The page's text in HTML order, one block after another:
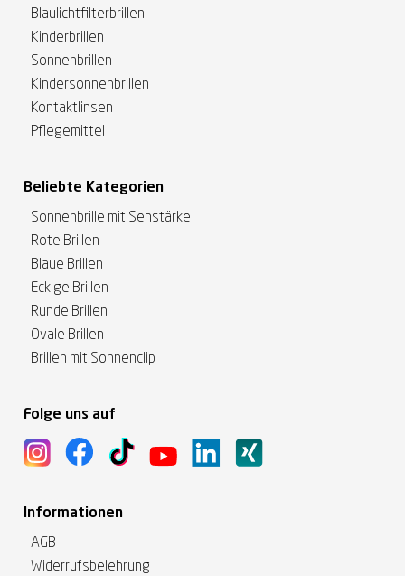
Blaulichtfilterbrillen
Kinderbrillen
Sonnenbrillen
Kindersonnenbrillen
Kontaktlinsen
Pflegemittel
Beliebte Kategorien
Sonnenbrille mit Sehstärke
Rote Brillen
Blaue Brillen
Eckige Brillen
Runde Brillen
Ovale Brillen
Brillen mit Sonnenclip
Folge uns auf
Informationen
AGB
Widerrufsbelehrung